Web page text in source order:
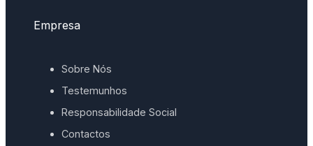
Empresa
Sobre Nós
Testemunhos
Responsabilidade Social
Contactos